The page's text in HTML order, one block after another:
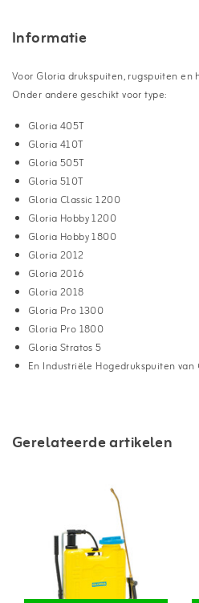
Informatie
Voor Gloria drukspuiten, rugspuiten en
Onder andere geschikt voor type:
Gloria 405T
Gloria 410T
Gloria 505T
Gloria 510T
Gloria Classic 1200
Gloria Hobby 1200
Gloria Hobby 1800
Gloria 2012
Gloria 2016
Gloria 2018
Gloria Pro 1300
Gloria Pro 1800
Gloria Stratos 5
En Industriële Hogedrukspuiten van
Gerelateerde artikelen